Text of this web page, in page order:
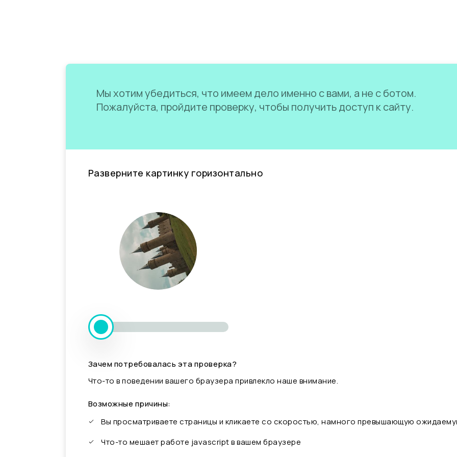
Мы хотим убедиться, что имеем дело именно с вами, а не с ботом.
Пожалуйста, пройдите проверку, чтобы получить доступ к сайту.
Разверните картинку горизонтально
Зачем потребовалась эта проверка?
Что-то в поведении вашего браузера привлекло наше внимание.
Возможные причины:
Вы просматриваете страницы и кликаете со скоростью, намного превышающую
Что-то мешает работе javascript в вашем браузере